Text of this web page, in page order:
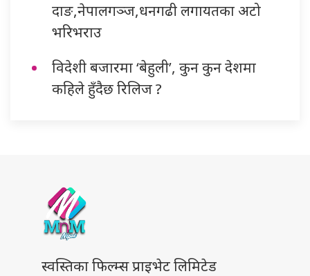
दाङ,नेपालगञ्ज,धनगढी लगायतका अटो
भरिभराउ
विदेशी बजारमा ‘बेहुली’, कुन कुन देशमा
कहिले हुँदैछ रिलिज ?
स्वस्तिका फिल्म्स प्राइभेट लिमिटेड